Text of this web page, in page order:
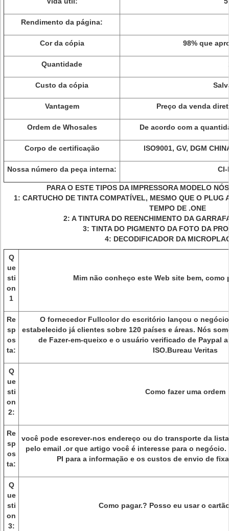
Rendimento da página:
Cor da cópia 98% que
Quantidade
Custo da cópia
Vantagem Preço da venda
Ordem de Whosales De acordo com a
Corpo de certificação ISO9001, GV, DGM
Nossa número da peça interna: CI-
PARA O ESTE TIPOS DA IMPRESSORA MODELO
1: CARTUCHO DE TINTA COMPATÍVEL, MESMO QUE O PLUG
TEMPO DE .ONE
2: A TINTURA DO REENCHIMENTO DA
3: TINTA DO PIGMENTO DA FOTO DA
4: DECODIFICADOR DA
Q
ue
sti
on
1
Mim não conheço este Web site bem,
Re
sp
os
ta:
O fornecedor Fullcolor do escritório lançou o
estabelecido já clientes sobre 120 países e áreas. Nós
de Fazer-em-queixo e o usuário verificado de Paypal
ISO.Bureau Veritas
Q
ue
sti
on
2:
Como fazer uma ordem
Re
sp
os
ta:
você pode escrever-nos endereço ou do transporte da
pelo email .or que artigo você é interesse para o
PI para a informação e os custos de envio de
Q
ue
sti
on
3:
Como pagar.? Posso eu usar o